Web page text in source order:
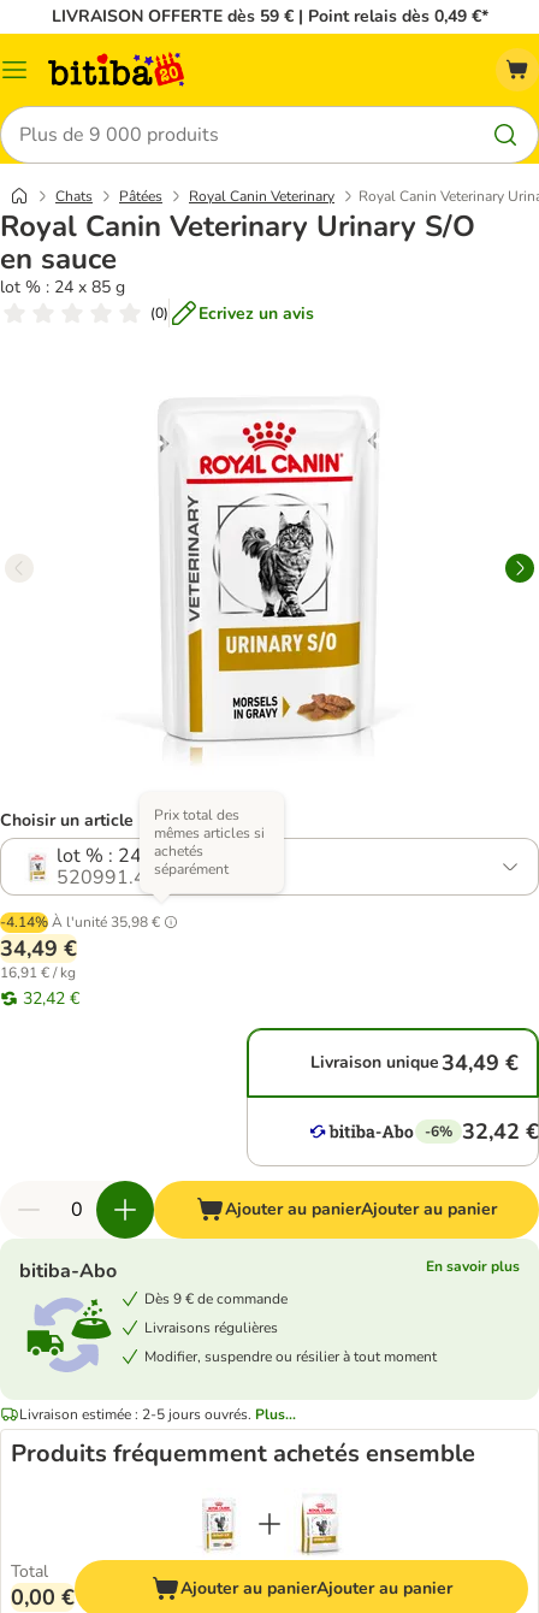
LIVRAISON OFFERTE dès 59 € | Point relais dès 0,49 €*
Menu
Rechercher
Chats Pâtées Royal Canin Veterinary Royal Canin Veterinary
Royal Canin Veterinary Urinary S/O
en sauce
lot % : 24 x 85 g
(0) Ecrivez un avis
Choisir un article (2 variantes)
lot % : 24 x 85 g
520991.4
-4.14%À l'unité 35,98 €
Prix total des
mêmes articles si
achetés
séparément
34,49 €
16,91 € / kg
32,42 €
Livraison unique34,49 €
-6% 32,42 €
Ajouter au panierAjouter au panier
bitiba-Abo
En savoir plus
Dès 9 € de commande
Livraisons régulières
Modifier, suspendre ou résilier à tout moment
Livraison estimée : 2-5 jours ouvrés. Plus...
Produits fréquemment achetés ensemble
Total
0,00 € Ajouter au panierAjouter au panier